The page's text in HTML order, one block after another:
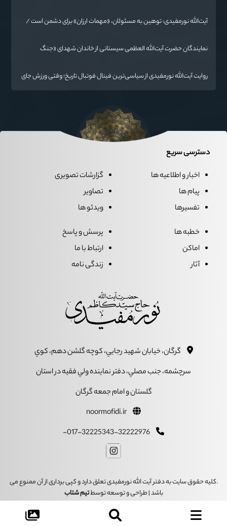
آیت‌الله نورمفیدی: توهین به مسئولان، «مهمات ارزان» برای دشمن است /
نمایندگان حضرت آیت‌الله العظمی سیستانی از خاندان شهدای «جنگ
روایت آیت‌الله نورمفیدی از سیاسی‌ترین فینال فوتبال تاریخ؛ وقتی ورزش جای
دسترسی سریع
اخبار و اطلاعیه ها
پیام ها
تفسیرها
گزارشات تصویری
تصاویر
ویدئو ها
خطبه ها
اماکن
آثار
پرسش و پاسخ
ارتباط با ما
زندگی نامه
گرگان، خيابان شهيد رجايي، کوچه گلشن دهم، کوي
سرچشمه، جنب مصلي، دفتر نماينده ولي فقيه در استان
گلستان و امام جمعه گرگان
.کلیه حقوق سایت به دفتر آیت الله نورمفیدی تعلق دارد و کپی برداری از آن ممنوع می
باشد | طراحی و توسعه توسطتیم شتاب